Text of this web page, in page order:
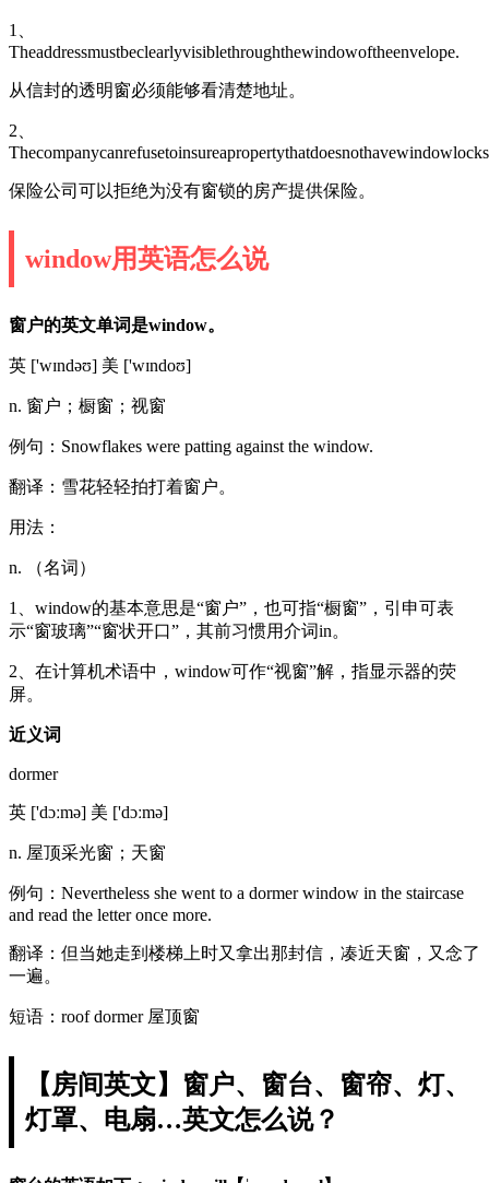
1、
Theaddressmustbeclearlyvisiblethroughthewindowoftheenvelope.
从信封的透明窗必须能够看清楚地址。
2、
保险公司可以拒绝为没有窗锁的房产提供保险。
window用英语怎么说
窗户的英文单词是window。
英 ['wɪndəʊ] 美 ['wɪndoʊ]
n. 窗户；橱窗；视窗
例句：Snowflakes were patting against the window.
翻译：雪花轻轻拍打着窗户。
用法：
n. （名词）
1、window的基本意思是“窗户”，也可指“橱窗”，引申可表
示“窗玻璃”“窗状开口”，其前习惯用介词in。
2、在计算机术语中，window可作“视窗”解，指显示器的荧
屏。
近义词
dormer
英 ['dɔːmə] 美 ['dɔːmə]
n. 屋顶采光窗；天窗
例句：Nevertheless she went to a dormer window in the staircase
and read the letter once more.
翻译：但当她走到楼梯上时又拿出那封信，凑近天窗，又念了
一遍。
短语：roof dormer 屋顶窗
【房间英文】窗户、窗台、窗帘、灯、
灯罩、电扇…英文怎么说？